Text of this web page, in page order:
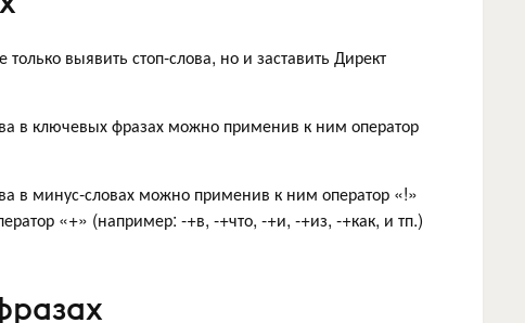
только выявить стоп-слова, но и заставить Директ
в ключевых фразах можно применив к ним оператор
в минус-словах можно применив к ним оператор «!»
«+» (например: -+в, -+что, -+и, -+из, -+как, и тп.)